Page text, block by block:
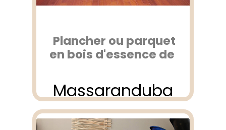
Plancher ou parquet
en bois d'essence de
Massaranduba